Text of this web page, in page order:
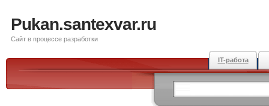
Pukan.santexvar.ru
Сайт в процессе разработки
IT-работа